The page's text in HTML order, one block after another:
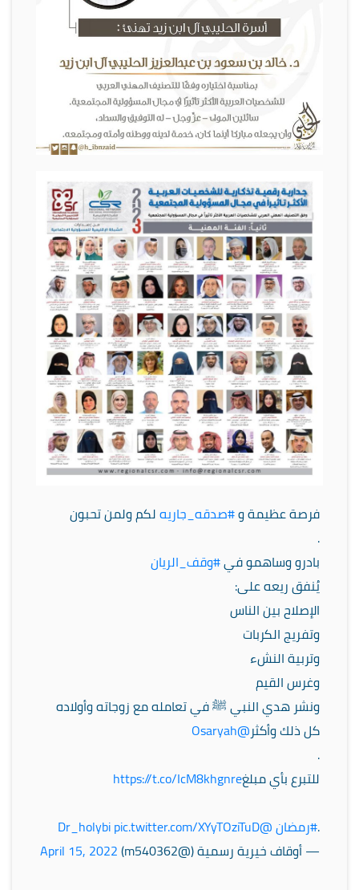
فرصة عظيمة و#صدقه_جاريهلكم ولمن تحبون
.
بادرو وساهمو في#وقف_الريان
يُنفق ريعه على:
الإصلاح بين الناس
وتفريج الكربات
وتربية النشء
وغرس القيم
ونشر هدي النبي ﷺ في تعامله مع زوجاته وأولاده
كل ذلك وأكثر@Osaryah
.
للتبرع بأي مبلغhttps://t.co/IcM8khgnre
.#رمضان@Dr_holybi
pic.twitter.com/XYyTOziTuD
— أوقاف خيرية رسمية (@m540362)
April 15, 2022